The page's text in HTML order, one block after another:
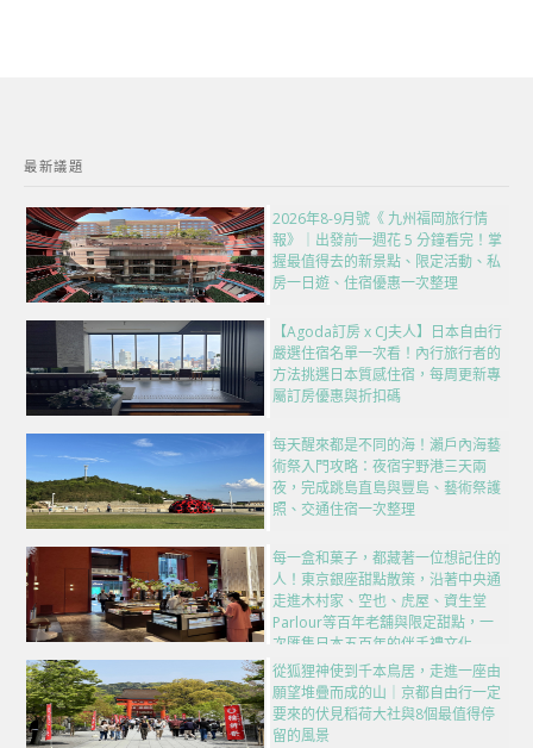
最新議題
2026年8-9月號《 九州福岡旅行情
報》｜出發前一週花 5 分鐘看完！掌
握最值得去的新景點、限定活動、私
房一日遊、住宿優惠一次整理
【Agoda訂房 x CJ夫人】日本自由行
嚴選住宿名單一次看！內行旅行者的
方法挑選日本質感住宿，每周更新專
屬訂房優惠與折扣碼
每天醒來都是不同的海！瀨戶內海藝
術祭入門攻略：夜宿宇野港三天兩
夜，完成跳島直島與豐島、藝術祭護
照、交通住宿一次整理
每一盒和菓子，都藏著一位想記住的
人！東京銀座甜點散策，沿著中央通
走進木村家、空也、虎屋、資生堂
Parlour等百年老舖與限定甜點，一
次匯集日本五百年的伴手禮文化
從狐狸神使到千本鳥居，走進一座由
願望堆疊而成的山｜京都自由行一定
要來的伏見稻荷大社與8個最值得停
留的風景